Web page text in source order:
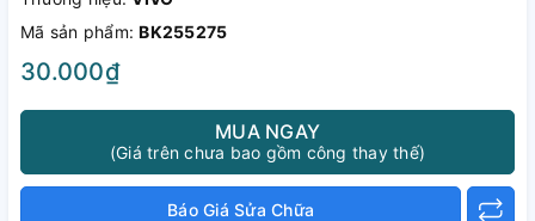
Mã sản phẩm:BK255275
30.000₫
MUA NGAY
(Giá trên chưa bao gồm công thay thế)
Báo Giá Sửa Chữa